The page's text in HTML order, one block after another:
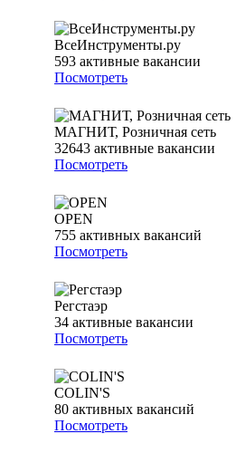
ВсеИнструменты.ру
593 активные вакансии
Посмотреть
МАГНИТ, Розничная сеть
32643 активные вакансии
Посмотреть
OPEN
755 активных вакансий
Посмотреть
Регстаэр
34 активные вакансии
Посмотреть
COLIN'S
80 активных вакансий
Посмотреть